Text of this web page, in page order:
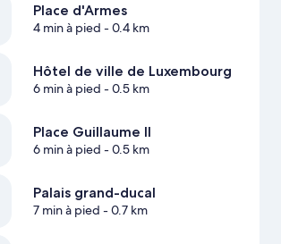
Place d'Armes
4 min à pied - 0.4 km
Hôtel de ville de Luxembourg
6 min à pied - 0.5 km
Place Guillaume II
6 min à pied - 0.5 km
Palais grand-ducal
7 min à pied - 0.7 km